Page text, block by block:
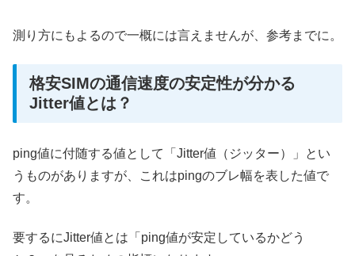
測り方にもよるので一概には言えませんが、参考までに。
格安SIMの通信速度の安定性が分かる
Jitter値とは？
ping値に付随する値として「Jitter値（ジッター）」とい
うものがありますが、これはpingのブレ幅を表した値で
す。
要するにJitter値とは「ping値が安定しているかどう